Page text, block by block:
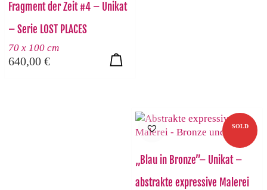
Fragment der Zeit #4 – Unikat
– Serie LOST PLACES
70 x 100 cm
640,00 €
SOLD
„Blau in Bronze”– Unikat –
abstrakte expressive Malerei